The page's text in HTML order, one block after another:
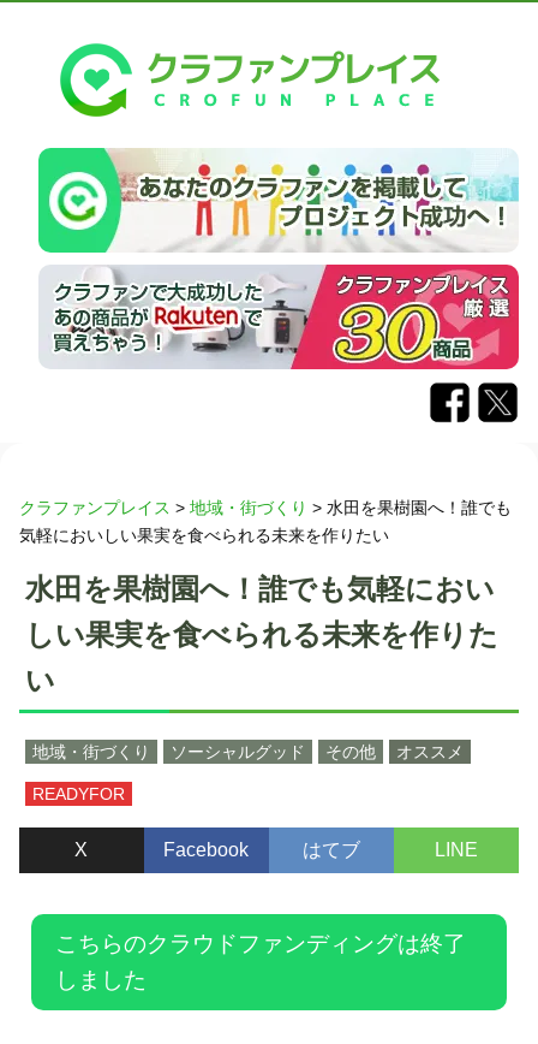
クラファンプレイス > 地域・街づくり > 水田を果樹園へ！誰でも
気軽においしい果実を食べられる未来を作りたい
水田を果樹園へ！誰でも気軽におい
しい果実を食べられる未来を作りた
い
地域・街づくり ソーシャルグッド その他 オススメ
READYFOR
X Facebook はてブ LINE
こちらのクラウドファンディングは終了
しました